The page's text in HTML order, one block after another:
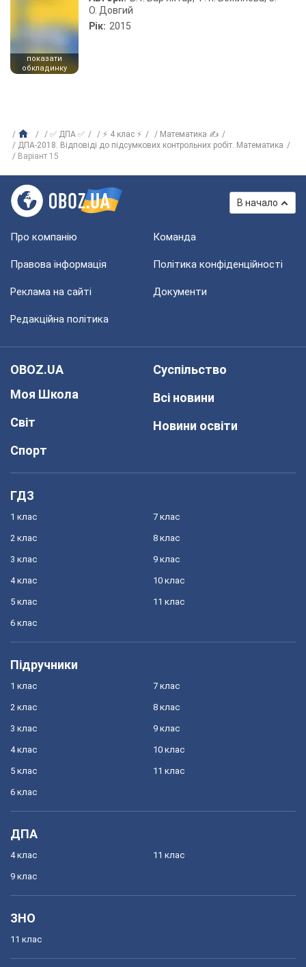
показати
обкладинку
О. Довгий
Рік: 2015
✅ ДПА ✅ ⚡ 4 клас ⚡
Математика ✍
ДПА-2018. Відповіді до підсумкових контрольних робіт. Математика
Варіант 15
В начало
Про компанію Команда
Правова інформація Політика конфіденційності
Реклама на сайті Документи
Редакційна політика
OBOZ.UA
Моя Школа
Світ
Спорт
Суспільство
Всі новини
Новини освіти
ГДЗ
1 клас
2 клас
3 клас
4 клас
5 клас
6 клас
7 клас
8 клас
9 клас
10 клас
11 клас
Підручники
1 клас
2 клас
3 клас
4 клас
5 клас
6 клас
7 клас
8 клас
9 клас
10 клас
11 клас
ДПА
4 клас
9 клас
11 клас
ЗНО
11 клас